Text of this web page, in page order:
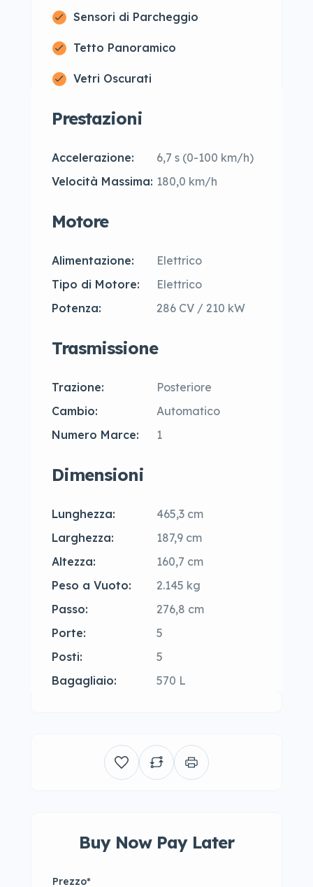
Sensori di Parcheggio
Tetto Panoramico
Vetri Oscurati
Prestazioni
Accelerazione:
6,7 s (0-100 km/h)
Velocità Massima: 180,0 km/h
Motore
Alimentazione:
Elettrico
Tipo di Motore:
Elettrico
Potenza:
286 CV / 210 kW
Trasmissione
Trazione:
Posteriore
Cambio:
Automatico
Numero Marce:
1
Dimensioni
Lunghezza:
465,3 cm
Larghezza:
187,9 cm
Altezza:
160,7 cm
Peso a Vuoto:
2.145 kg
Passo:
276,8 cm
Porte:
5
Posti:
5
Bagagliaio:
570 L
Buy Now Pay Later
Prezzo*